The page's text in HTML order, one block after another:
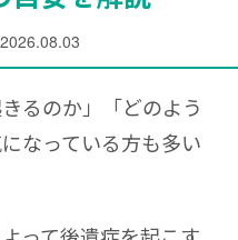
るのか」「どのよう
なっている方も多い